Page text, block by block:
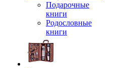
Подарочные
книги
Родословные
книги